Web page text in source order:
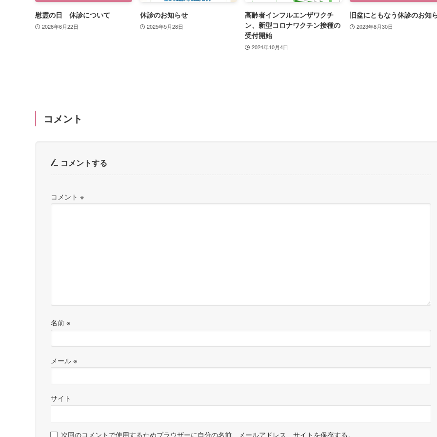
慰霊の日 休診について
2026年6月22日
休診のお知らせ
2025年5月28日
高齢者インフルエンザワクチ
ン、新型コロナワクチン接種の
受付開始
2024年10月4日
旧盆にともなう休診のお知
2023年8月30日
コメント
コメントする
コメント ※
名前※
メール※
サイト
次回のコメントで使用するためブラウザーに自分の名前、メールアドレス、サイトを保存する。